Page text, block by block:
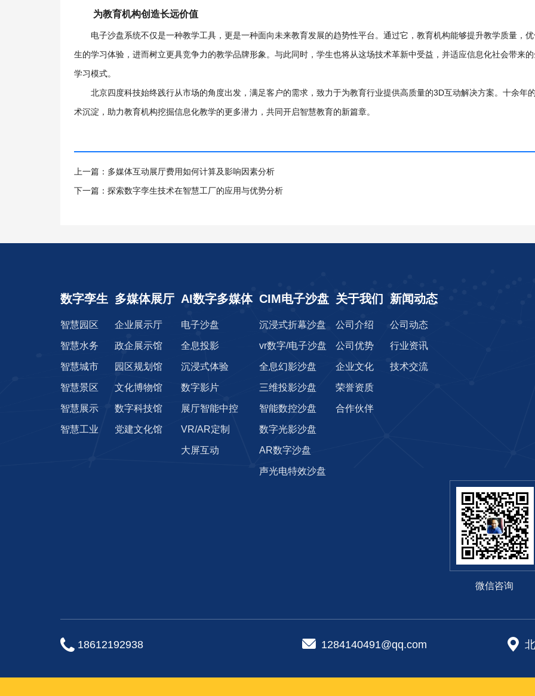
为教育机构创造长远价值
电子沙盘系统不仅是一种教学工具，更是一种面向未来教育发展的趋势性平台。通过它，教育机构能够提升教学质量，
生的学习体验，进而树立更具竞争力的教学品牌形象。与此同时，学生也将从这场技术革新中受益，并适应信息化社会带来
学习模式。
北京四度科技始终践行从市场的角度出发，满足客户的需求，致力于为教育行业提供高质量的3D互动解决方案。十余年
术沉淀，助力教育机构挖掘信息化教学的更多潜力，共同开启智慧教育的新篇章。
上一篇：多媒体互动展厅费用如何计算及影响因素分析
下一篇：探索数字孪生技术在智慧工厂的应用与优势分析
数字孪生
智慧园区
智慧水务
智慧城市
智慧景区
智慧展示
智慧工业
多媒体展厅
企业展示厅
政企展示馆
园区规划馆
文化博物馆
数字科技馆
党建文化馆
AI数字多媒体
电子沙盘
全息投影
沉浸式体验
数字影片
展厅智能中控
VR/AR定制
大屏互动
CIM电子沙盘
沉浸式折幕沙盘
vr数字/电子沙盘
全息幻影沙盘
三维投影沙盘
智能数控沙盘
数字光影沙盘
AR数字沙盘
声光电特效沙盘‌
关于我们
公司介绍
公司优势
企业文化
荣誉资质
合作伙伴
新闻动态
公司动态
行业资讯
技术交流
微信咨询
18612192938 1284140491@qq.com